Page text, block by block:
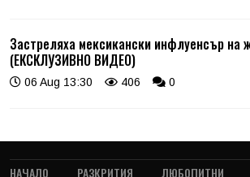
Застреляха мексикански инфлуенсър на
(ЕКСКЛУЗИВНО ВИДЕО)
06 Aug 13:30 406 0
НАЧАЛО РАЗКРИТИЯ ЛЮБОПИТНИ